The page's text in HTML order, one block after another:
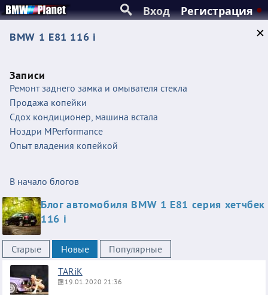
Вход Регистрация
BMW 1 E81 116 i
Записи
Ремонт заднего замка и омывателя стекла
Продажа копейки
Сдох кондиционер, машина встала
Ноздри MPerformance
Опыт владения копейкой
В начало блогов
Блог автомобиля BMW 1 E81 серия хетчбек
116 i
Старые Новые
Популярные
TARiK
19.01.2020 21:36